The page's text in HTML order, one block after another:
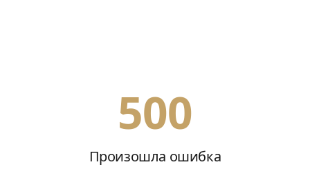
500
Произошла ошибка